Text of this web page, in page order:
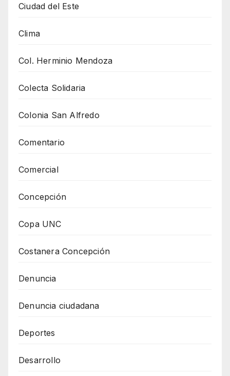
Ciudad del Este
Clima
Col. Herminio Mendoza
Colecta Solidaria
Colonia San Alfredo
Comentario
Comercial
Concepción
Copa UNC
Costanera Concepción
Denuncia
Denuncia ciudadana
Deportes
Desarrollo